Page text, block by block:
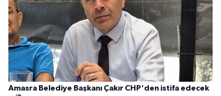
Amasra Belediye Başkanı Çakır CHP'den istifa edecek